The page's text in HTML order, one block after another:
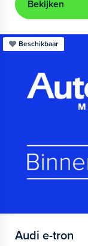
Bekijken
Beschikbaar
Audi e-tron